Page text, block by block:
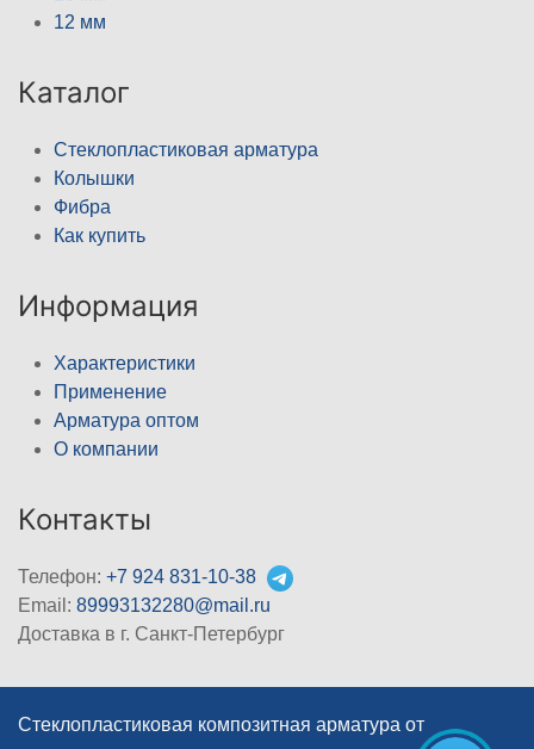
12 мм
Каталог
Стеклопластиковая арматура
Колышки
Фибра
Как купить
Информация
Характеристики
Применение
Арматура оптом
О компании
Контакты
Телефон: +7 924 831-10-38
Email: 89993132280@mail.ru
Доставка в г. Санкт-Петербург
Стеклопластиковая композитная арматура от